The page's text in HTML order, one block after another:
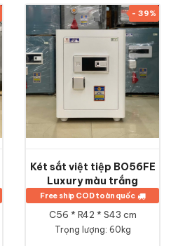
- 39%
Két sắt việt tiệp BO56FE
Luxury màu trắng
Free ship COD toàn quốc
C56 * R42 * S43 cm
Trọng lượng: 60kg